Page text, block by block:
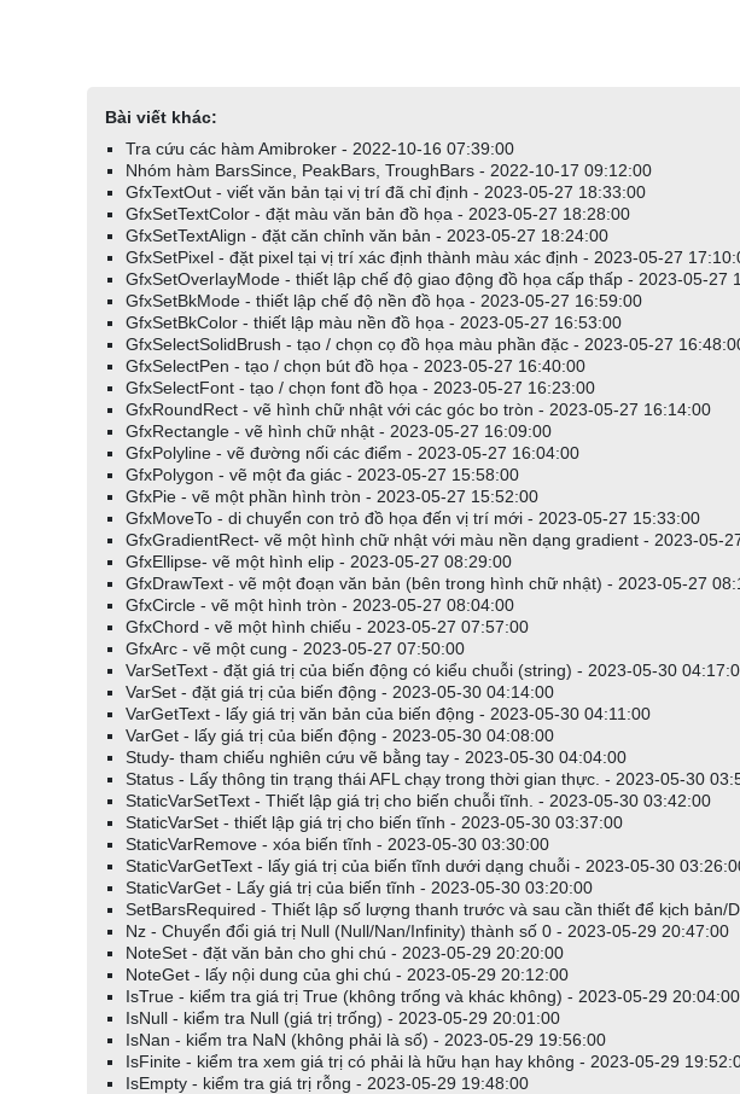
Hàm CategoryRemoveSymbol xóa mã cổ phiếu khỏi danh mục đã cho. Lưu ý rằng
chỉ mục bằng không, vì mã cổ phiếu luôn được gán cho một và chỉ một markets,
category là một trong các danh mục sau:
categoryMarket (thị trường)
categoryGroup (nhóm)
categorySector (lĩnh vực)
categoryIndustry (ngành)
categoryWatchlist (danh sách theo dõi)
categoryFavorite (yêu thích)
categoryIndex (danh mục chỉ số)
categoryGICS (hệ thống GICS)
categoryICB (hệ thống ICB)
number là số thị trường/nhóm/ngành/lĩnh vực/danh sách theo dõi:
0..255 cho categoryMarket, categoryGroup, categoryIndustry
0..63 cho categorySector
không giới hạn cho categoryWatchlist.
bị bỏ qua cho categoryFavorite, categoryIndex
Ý nghĩa của tham số số chỉ mục khác nhau đối với các danh mục GICS và ICB -
hoặc 351010 cho ngành "Thiết bị và Vật tư Y tế". Các mã này được cố định ngay
ngay cả khi có thêm phân loại mới. Tuy nhiên, điều quan trọng là hiểu rằng các mã
GetCategorySymbols(categoryGICS, 10)
sẽ trả về tất cả các mã cổ phiếu thuộc lĩnh vực năng lượng, bao gồm cả các mã
Ví dụ
// mã này loại bỏ các mã cổ phiếu có khối lượng giao dịch cuối ngày < 1000
//loại ra khỏi danh mục
if(LastValue( V) <1000)
CategoryRemoveSymbol( "",categoryWatchlist
}
Chia sẻ:
Bài viết khác:
Tra cứu các hàm Amibroker - 2022-10-16 07:39:00
Nhóm hàm BarsSince, PeakBars, TroughBars - 2022-10-17 09:12:00
GfxTextOut - viết văn bản tại vị trí đã chỉ định - 2023-05-27 18:33:00
GfxSetTextColor - đặt màu văn bản đồ họa - 2023-05-27 18:28:00
GfxSetTextAlign - đặt căn chỉnh văn bản - 2023-05-27 18:24:00
GfxSetPixel - đặt pixel tại vị trí xác định thành màu xác định - 2023-05-27
GfxSetOverlayMode - thiết lập chế độ giao động đồ họa cấp thấp - 2023-05-27
GfxSetBkMode - thiết lập chế độ nền đồ họa - 2023-05-27 16:59:00
GfxSetBkColor - thiết lập màu nền đồ họa - 2023-05-27 16:53:00
GfxSelectSolidBrush - tạo / chọn cọ đồ họa màu phần đặc - 2023-05-27
GfxSelectPen - tạo / chọn bút đồ họa - 2023-05-27 16:40:00
GfxSelectFont - tạo / chọn font đồ họa - 2023-05-27 16:23:00
GfxRoundRect - vẽ hình chữ nhật với các góc bo tròn - 2023-05-27 16:14:00
GfxRectangle - vẽ hình chữ nhật - 2023-05-27 16:09:00
GfxPolyline - vẽ đường nối các điểm - 2023-05-27 16:04:00
GfxPolygon - vẽ một đa giác - 2023-05-27 15:58:00
GfxPie - vẽ một phần hình tròn - 2023-05-27 15:52:00
GfxMoveTo - di chuyển con trỏ đồ họa đến vị trí mới - 2023-05-27 15:33:00
GfxGradientRect- vẽ một hình chữ nhật với màu nền dạng gradient - 2023-05-
GfxEllipse- vẽ một hình elip - 2023-05-27 08:29:00
GfxDrawText - vẽ một đoạn văn bản (bên trong hình chữ nhật) - 2023-05-27
GfxCircle - vẽ một hình tròn - 2023-05-27 08:04:00
GfxChord - vẽ một hình chiếu - 2023-05-27 07:57:00
GfxArc - vẽ một cung - 2023-05-27 07:50:00
VarSetText - đặt giá trị của biến động có kiểu chuỗi (string) - 2023-05-30
VarSet - đặt giá trị của biến động - 2023-05-30 04:14:00
VarGetText - lấy giá trị văn bản của biến động - 2023-05-30 04:11:00
VarGet - lấy giá trị của biến động - 2023-05-30 04:08:00
Study- tham chiếu nghiên cứu vẽ bằng tay - 2023-05-30 04:04:00
Status - Lấy thông tin trạng thái AFL chạy trong thời gian thực. - 2023-05-30
StaticVarSetText - Thiết lập giá trị cho biến chuỗi tĩnh. - 2023-05-30 03:42:00
StaticVarSet - thiết lập giá trị cho biến tĩnh - 2023-05-30 03:37:00
StaticVarRemove - xóa biến tĩnh - 2023-05-30 03:30:00
StaticVarGetText - lấy giá trị của biến tĩnh dưới dạng chuỗi - 2023-05-30
StaticVarGet - Lấy giá trị của biến tĩnh - 2023-05-30 03:20:00
SetBarsRequired - Thiết lập số lượng thanh trước và sau cần thiết để kịch bản/
Nz - Chuyển đổi giá trị Null (Null/Nan/Infinity) thành số 0 - 2023-05-29 20:47:00
NoteSet - đặt văn bản cho ghi chú - 2023-05-29 20:20:00
NoteGet - lấy nội dung của ghi chú - 2023-05-29 20:12:00
IsTrue - kiểm tra giá trị True (không trống và khác không) - 2023-05-29 20:04:00
IsNull - kiểm tra Null (giá trị trống) - 2023-05-29 20:01:00
IsNan - kiểm tra NaN (không phải là số) - 2023-05-29 19:56:00
IsFinite - kiểm tra xem giá trị có phải là hữu hạn hay không - 2023-05-29
IsEmpty - kiểm tra giá trị rỗng - 2023-05-29 19:48:00